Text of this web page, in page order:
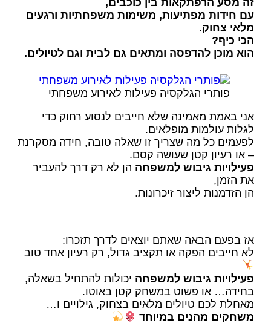
זה מסע הרפתקאות בין כוכבים,
עם חידות מפתיעות, משימות משפחתיות ורגעים
מלאי צחוק.
הכי כיף?
הוא מוכן להדפסה ומתאים גם לבית וגם לטיולים.
פותרי הגלקסיה פעילות לאירוע משפחתי
אני באמת מאמינה שלא חייבים לנסוע רחוק כדי
לגלות עולמות מופלאים.
לפעמים כל מה שצריך זו שאלה טובה, חידה מסקרנת
– או רעיון קטן שעושה קסם.
פעילויות גיבוש למשפחההן לא רק דרך להעביר
את הזמן,
הן הזדמנות ליצור זיכרונות.
אז בפעם הבאה שאתם יוצאים לדרך תזכרו:
לא חייבים הפקה או תקציב גדול, רק רעיון אחד טוב
פעילויות גיבוש למשפחהיכולות להתחיל בשאלה,
בחידה… או פשוט במשחק קטן באוטו.
מאחלת לכם טיולים מלאים בצחוק, גילויים ו…
משחקים מהנים במיוחד